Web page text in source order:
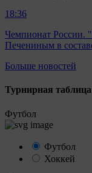
18:36
Чемпионат России.
Печениным в
Больше новостей
Турнирная таблица
Футбол
Футбол
Хоккей